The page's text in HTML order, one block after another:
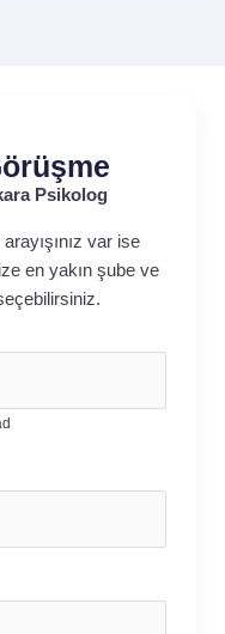
Psikolog
var ise
en yakın şube ve